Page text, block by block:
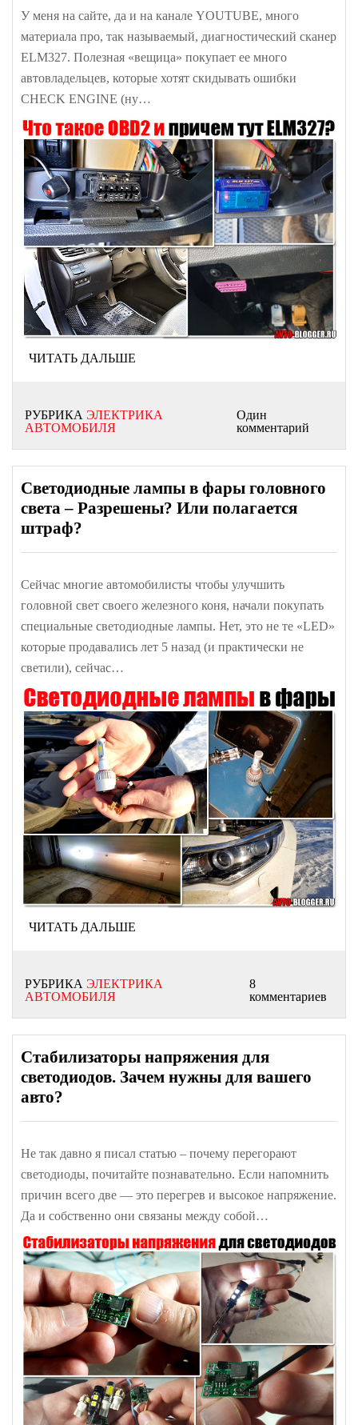
У меня на сайте, да и на канале YOUTUBE, много
материала про, так называемый, диагностический сканер
ELM327. Полезная «вещица» покупает ее много
автовладельцев, которые хотят скидывать ошибки
CHECK ENGINE (ну…
ЧИТАТЬ ДАЛЬШЕ
РУБРИКА ЭЛЕКТРИКА
АВТОМОБИЛЯ
Один
комментарий
Светодиодные лампы в фары головного
света – Разрешены? Или полагается
штраф?
Сейчас многие автомобилисты чтобы улучшить
головной свет своего железного коня, начали покупать
специальные светодиодные лампы. Нет, это не те «LED»
которые продавались лет 5 назад (и практически не
светили), сейчас…
ЧИТАТЬ ДАЛЬШЕ
РУБРИКА ЭЛЕКТРИКА
АВТОМОБИЛЯ
8
комментариев
Стабилизаторы напряжения для
светодиодов. Зачем нужны для вашего
авто?
Не так давно я писал статью – почему перегорают
светодиоды, почитайте познавательно. Если напомнить
причин всего две — это перегрев и высокое напряжение.
Да и собственно они связаны между собой…